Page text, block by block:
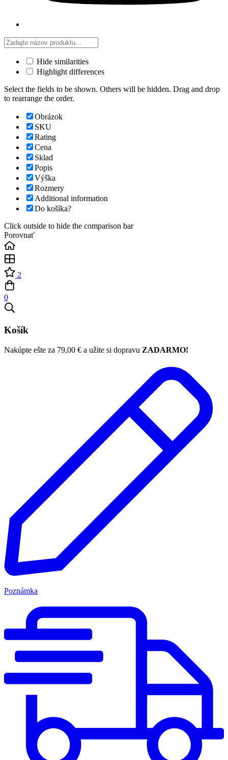
Hide similarities
Highlight differences
Select the fields to be shown. Others will be hidden. Drag and drop
to rearrange the order.
Obrázok
SKU
Rating
Cena
Sklad
Popis
Výška
Rozmery
Additional information
Do košíka?
Click outside to hide the comparison bar
Porovnať
2
0
Košík
Nakúpte ešte za 79,00 € a užite si dopravu ZADARMO!
Poznámka